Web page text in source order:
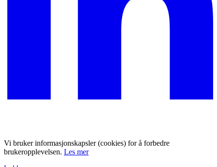
Vi bruker informasjonskapsler (cookies) for å forbedre
brukeropplevelsen. Les mer